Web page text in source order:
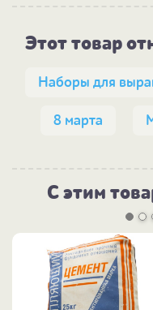
Этот товар
Наборы для
8 марта
С этим